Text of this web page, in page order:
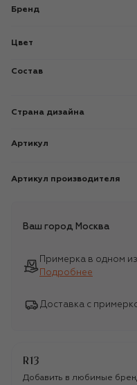
Бренд
Цвет
Состав
Страна дизайна
Артикул
Артикул производителя
Ваш город Москва
Примерка в одном
Подробнее
Доставка с
R13
Добавить в любимые